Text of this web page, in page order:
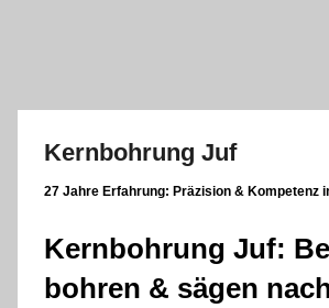
Kernbohrung Juf
27 Jahre Erfahrung: Präzision & Kompetenz
Kernbohrung Juf:
bohren & sägen